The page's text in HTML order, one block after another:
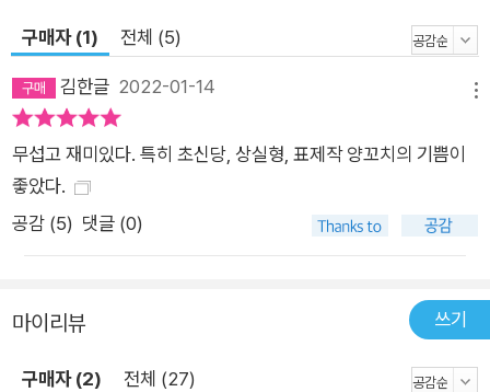
절로 새어 나왔다. 아득한 옛날, 그것으로 인해 느꼈던 기쁨보다
온한 이야기의 마력, 퍼플레인 ‘퍼플레인’은 SF·호러·미스터리를
중심으로 한 장르문학 브랜드입니다. 기이하고 불가해한 이야기,
전복적이고 도발적인 상상력으로 퍼플레인만의 장르소설을 펴내
고자 합니다. Line-up 1. 《양꼬치의 기쁨》, 남유하 지음 2. 《붉은
실 끝의 아이들》, 전삼혜 지음 (근간) 3. 듀나 4. 이산화 5. 이서영
§ Anthology Project_1 우주 쓰레기 한국 장르문학에 새로운 비
구매자 (1) 전체 (5)
김한글 2022-01-14
무섭고 재미있다. 특히 초신당, 상실형, 표제작 양꼬치의 기쁨이
좋았다.
공감 (5) 댓글 (0)
마이리뷰 쓰기
구매자 (2) 전체 (27)